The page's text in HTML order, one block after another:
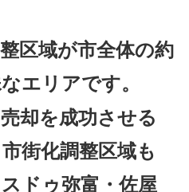
区域が市全体の約
エリアです。
却を成功させる
街化調整区域も
ドゥ弥富・佐屋